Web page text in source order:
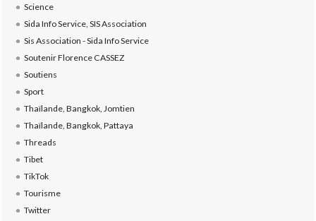
Science
Sida Info Service, SIS Association
Sis Association - Sida Info Service
Soutenir Florence CASSEZ
Soutiens
Sport
Thaïlande, Bangkok, Jomtien
Thaïlande, Bangkok, Pattaya
Threads
Tibet
TikTok
Tourisme
Twitter